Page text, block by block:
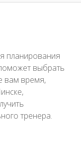
планирования
выбрать
вам время,
тренера.